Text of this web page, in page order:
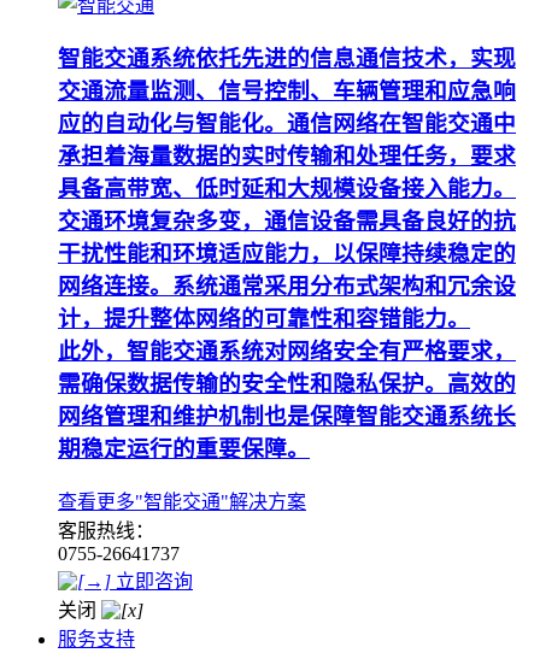
智能交通系统依托先进的信息通信技术，实现
交通流量监测、信号控制、车辆管理和应急响
应的自动化与智能化。通信网络在智能交通中
承担着海量数据的实时传输和处理任务，要求
具备高带宽、低时延和大规模设备接入能力。
交通环境复杂多变，通信设备需具备良好的抗
干扰性能和环境适应能力，以保障持续稳定的
网络连接。系统通常采用分布式架构和冗余设
计，提升整体网络的可靠性和容错能力。
此外，智能交通系统对网络安全有严格要求，
需确保数据传输的安全性和隐私保护。高效的
网络管理和维护机制也是保障智能交通系统长
期稳定运行的重要保障。
查看更多"智能交通"解决方案
客服热线：
0755-26641737
立即咨询
关闭
服务支持